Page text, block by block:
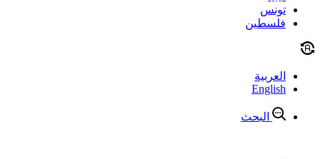
تونس
فلسطين
العربية
English
البحث